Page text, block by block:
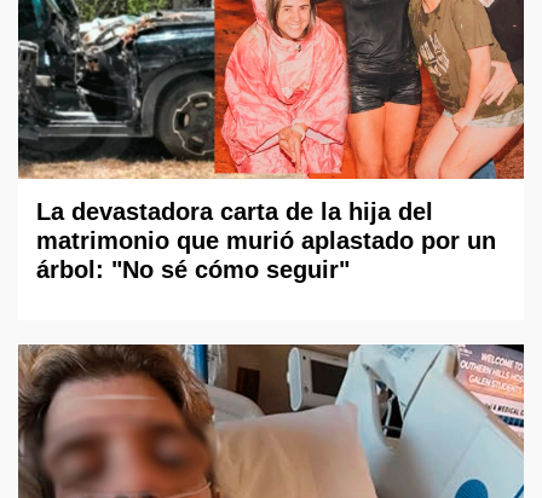
La devastadora carta de la hija del
matrimonio que murió aplastado por un
árbol: "No sé cómo seguir"